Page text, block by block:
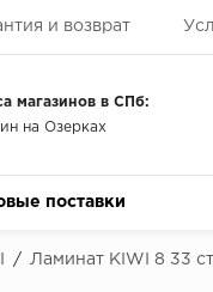
и возврат
магазинов в СПб:
на Озерках
поставки
/ Ламинат KIWI 8 33